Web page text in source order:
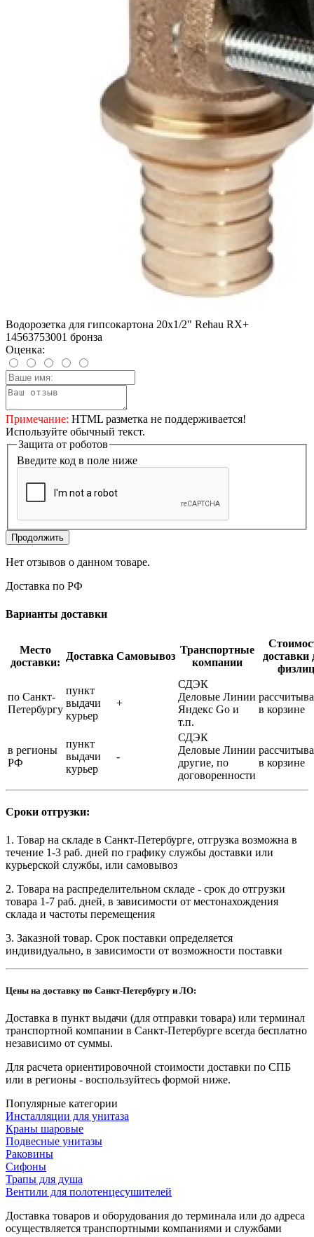
Водорозетка для гипсокартона 20x1/2" Rehau RX+
14563753001 бронза
Оценка:
Примечание: HTML разметка не поддерживается!
Используйте обычный текст.
Защита от роботов
Введите код в поле ниже
Продолжить
Нет отзывов о данном товаре.
Доставка по РФ
Варианты доставки
Место
доставки:
Доставка Самовывоз
Транспортные
компании
доставки
физлиц
по Санкт-
Петербургу
пункт
выдачи
курьер
+
СДЭК
Деловые Линии
Яндекс Go и
т.п.
в корзине
в регионы
РФ
пункт
выдачи
курьер
-
СДЭК
Деловые Линии
другие, по
договоренности
в корзине
Сроки отгрузки:
1. Товар на складе в Санкт-Петербурге, отгрузка возможна в
течение 1-3 раб. дней по графику службы доставки или
курьерской службы, или самовывоз
2. Товара на распределительном складе - срок до отгрузки
товара 1-7 раб. дней, в зависимости от местонахождения
склада и частоты перемещения
3. Заказной товар. Срок поставки определяется
индивидуально, в зависимости от возможности поставки
Цены на доставку по Санкт-Петербургу и ЛО:
Доставка в пункт выдачи (для отправки товара) или терминал
транспортной компании в Санкт-Петербурге всегда бесплатно
независимо от суммы.
Для расчета ориентировочной стоимости доставки по СПБ
или в регионы - воспользуйтесь формой ниже.
Популярные категории
Инсталляции для унитаза
Краны шаровые
Подвесные унитазы
Раковины
Сифоны
Трапы для душа
Вентили для полотенцесушителей
Доставка товаров и оборудования до терминала или до адреса
осуществляется транспортными компаниями и службами